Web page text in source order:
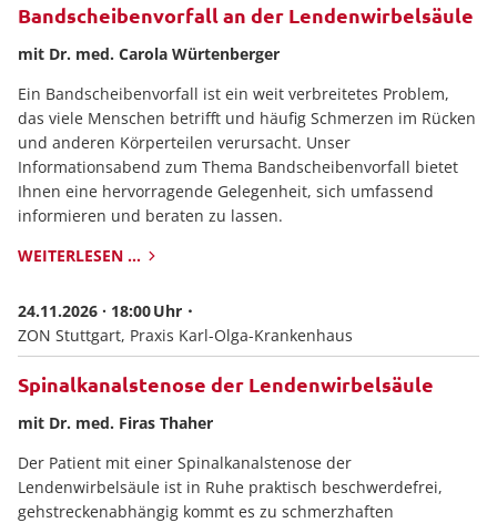
Bandscheibenvorfall an der Lendenwirbelsäule
mit Dr. med. Carola Würtenberger
Ein Bandscheibenvorfall ist ein weit verbreitetes Problem,
das viele Menschen betrifft und häufig Schmerzen im Rücken
und anderen Körperteilen verursacht. Unser
Informationsabend zum Thema Bandscheibenvorfall bietet
Ihnen eine hervorragende Gelegenheit, sich umfassend
informieren und beraten zu lassen.
WEITERLESEN …
BANDSCHEIBENVORFALL
DER
LENDENWIRBELSÄULE
24.11.2026 · 18:00
ZON Stuttgart, Praxis Karl-Olga-Krankenhaus
Spinalkanalstenose der Lendenwirbelsäule
mit Dr. med. Firas Thaher
Der Patient mit einer Spinalkanalstenose der
Lendenwirbelsäule ist in Ruhe praktisch beschwerdefrei,
gehstreckenabhängig kommt es zu schmerzhaften